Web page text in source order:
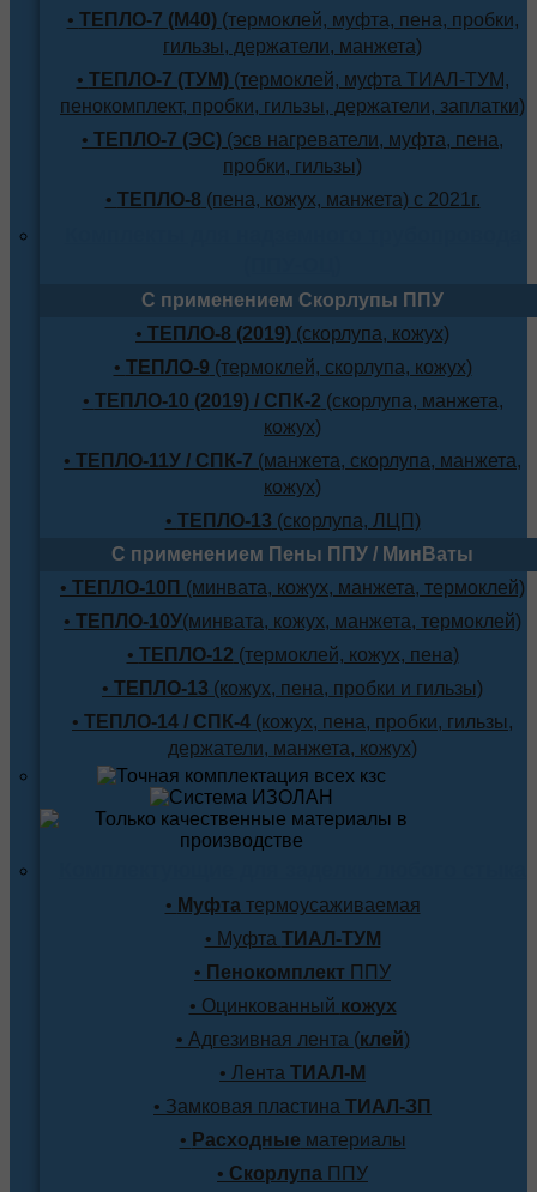
• ТЕПЛО-7 (М40)(термоклей, муфта, пена, пробки,
гильзы, держатели, манжета)
• ТЕПЛО-7 (ТУМ)(термоклей, муфта ТИАЛ-ТУМ,
пенокомплект, пробки, гильзы, держатели, заплатки)
• ТЕПЛО-7 (ЭС) (эсв нагреватели, муфта, пена,
пробки, гильзы)
• ТЕПЛО-8 (пена, кожух, манжета) с 2021г.
С применением Скорлупы ППУ
• ТЕПЛО-8 (2019) (скорлупа, кожух)
• ТЕПЛО-9 (термоклей, скорлупа, кожух)
• ТЕПЛО-10 (2019) / СПК-2 (скорлупа, манжета,
кожух)
• ТЕПЛО-11У / СПК-7 (манжета, скорлупа, манжета,
кожух)
• ТЕПЛО-13 (скорлупа, ЛЦП)
С применением Пены ППУ / МинВаты
• ТЕПЛО-10П (минвата, кожух, манжета, термоклей)
• ТЕПЛО-10У(минвата, кожух, манжета, термоклей)
• ТЕПЛО-12 (термоклей, кожух, пена)
• ТЕПЛО-13 (кожух, пена, пробки и гильзы)
• ТЕПЛО-14 / СПК-4 (кожух, пена, пробки, гильзы,
держатели, манжета, кожух)
• Муфтатермоусаживаемая
• Муфта ТИАЛ-ТУМ
• Пенокомплект ППУ
• Оцинкованный кожух
• Адгезивная лента (клей)
• Лента ТИАЛ-М
• Замковая пластина ТИАЛ-ЗП
• Расходные материалы
• Скорлупа ППУ